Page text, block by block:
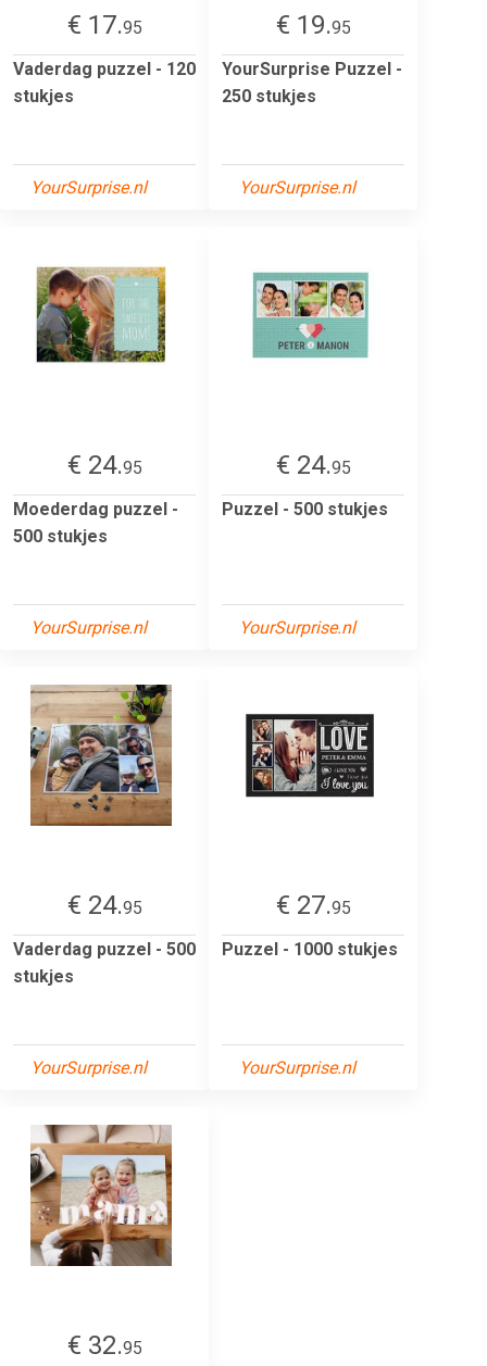
€ 17.95
Vaderdag puzzel - 120
stukjes
YourSurprise.nl
€ 19.95
YourSurprise Puzzel -
250 stukjes
YourSurprise.nl
€ 24.95
Moederdag puzzel -
500 stukjes
YourSurprise.nl
€ 24.95
Puzzel - 500 stukjes
YourSurprise.nl
€ 24.95
Vaderdag puzzel - 500
stukjes
YourSurprise.nl
€ 27.95
Puzzel - 1000 stukjes
YourSurprise.nl
€ 32.95